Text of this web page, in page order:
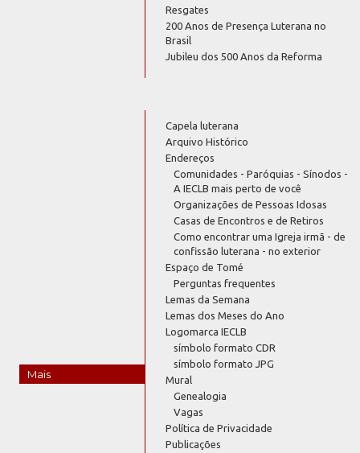
Resgates
200 Anos de Presença Luterana no
Brasil
Jubileu dos 500 Anos da Reforma
Mais
Capela luterana
Arquivo Histórico
Endereços
Comunidades - Paróquias - Sínodos -
A IECLB mais perto de você
Organizações de Pessoas Idosas
Casas de Encontros e de Retiros
Como encontrar uma Igreja irmã - de
confissão luterana - no exterior
Espaço de Tomé
Perguntas frequentes
Lemas da Semana
Lemas dos Meses do Ano
Logomarca IECLB
símbolo formato CDR
símbolo formato JPG
Mural
Genealogia
Vagas
Política de Privacidade
Publicações